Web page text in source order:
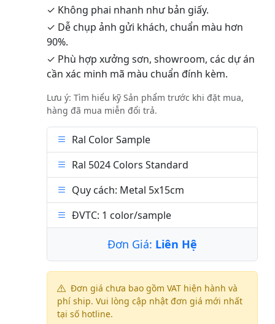
✓ Không phai nhanh như bản giấy.
✓ Dễ chụp ảnh gửi khách, chuẩn màu hơn
90%.
✓ Phù hợp xưởng sơn, showroom, các dự án
cần xác minh mã màu chuẩn đính kèm.
Lưu ý: Tìm hiểu kỹ Sản phẩm trước khi đặt mua,
hàng đã mua miễn đổi trả.
Ral Color Sample
Ral 5024 Colors Standard
Quy cách: Metal 5x15cm
ĐVTC: 1 color/sample
Đơn Giá: Liên Hệ
Đơn giá chưa bao gồm VAT hiện hành và
phí ship. Vui lòng cập nhật đơn giá mới nhất
tại số hotline.